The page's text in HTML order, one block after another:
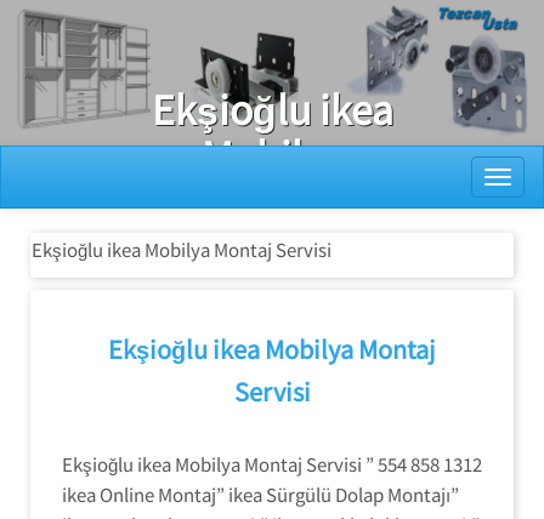
Ray Dolap Tamiri
Ekşioğlu ikea
Mobilya
Montaj Servisi
Ekşioğlu ikea Mobilya Montaj Servisi
Ekşioğlu ikea Mobilya Montaj
Servisi
Ekşioğlu ikea Mobilya Montaj Servisi ” 554 858 1312
ikea Online Montaj” ikea Sürgülü Dolap Montajı”